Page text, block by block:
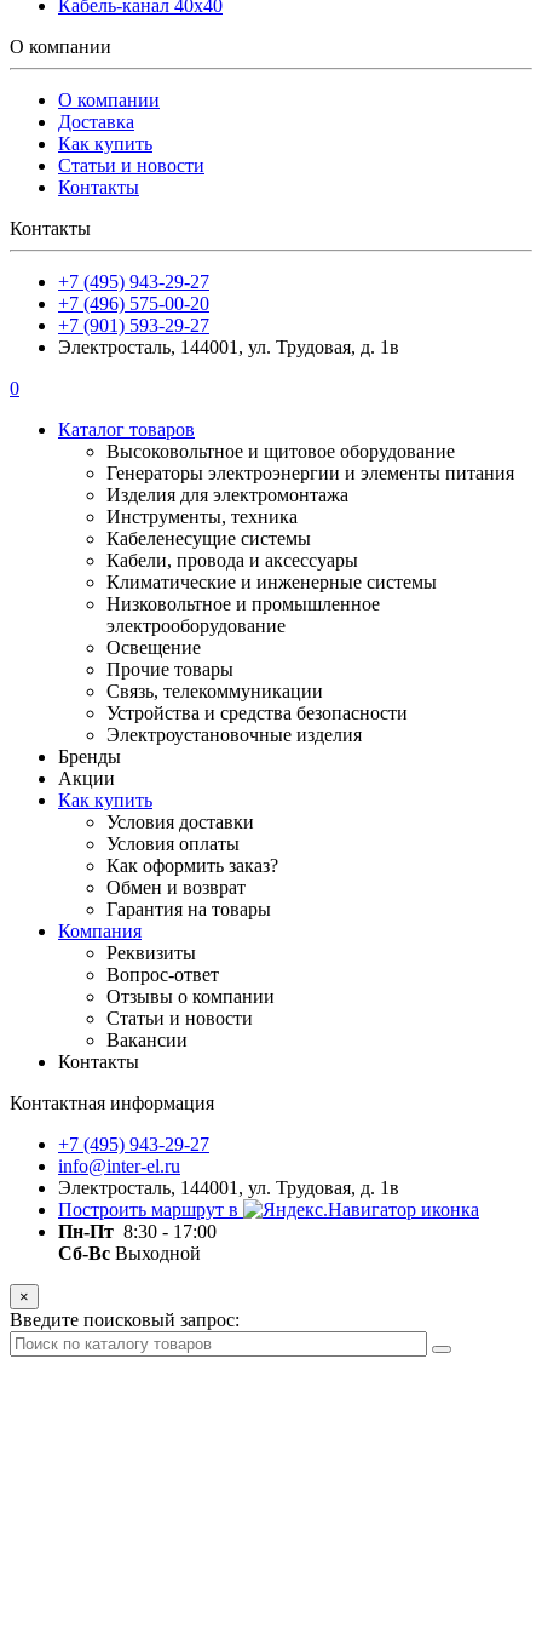
Кабель-канал 40х40
О компании
О компании
Доставка
Как купить
Статьи и новости
Контакты
Контакты
+7 (495) 943-29-27
+7 (496) 575-00-20
+7 (901) 593-29-27
Электросталь, 144001, ул. Трудовая, д. 1в
0
Каталог товаров
Высоковольтное и щитовое оборудование
Генераторы электроэнергии и элементы питания
Изделия для электромонтажа
Инструменты, техника
Кабеленесущие системы
Кабели, провода и аксессуары
Климатические и инженерные системы
Низковольтное и промышленное
электрооборудование
Освещение
Прочие товары
Связь, телекоммуникации
Устройства и средства безопасности
Электроустановочные изделия
Бренды
Акции
Как купить
Условия доставки
Условия оплаты
Как оформить заказ?
Обмен и возврат
Гарантия на товары
Компания
Реквизиты
Вопрос-ответ
Отзывы о компании
Статьи и новости
Вакансии
Контакты
Контактная информация
+7 (495) 943-29-27
info@inter-el.ru
Электросталь, 144001, ул. Трудовая, д. 1в
Построить маршрут в
Пн-Пт 8:30 - 17:00
Сб-Вс Выходной
×
Введите поисковый запрос: